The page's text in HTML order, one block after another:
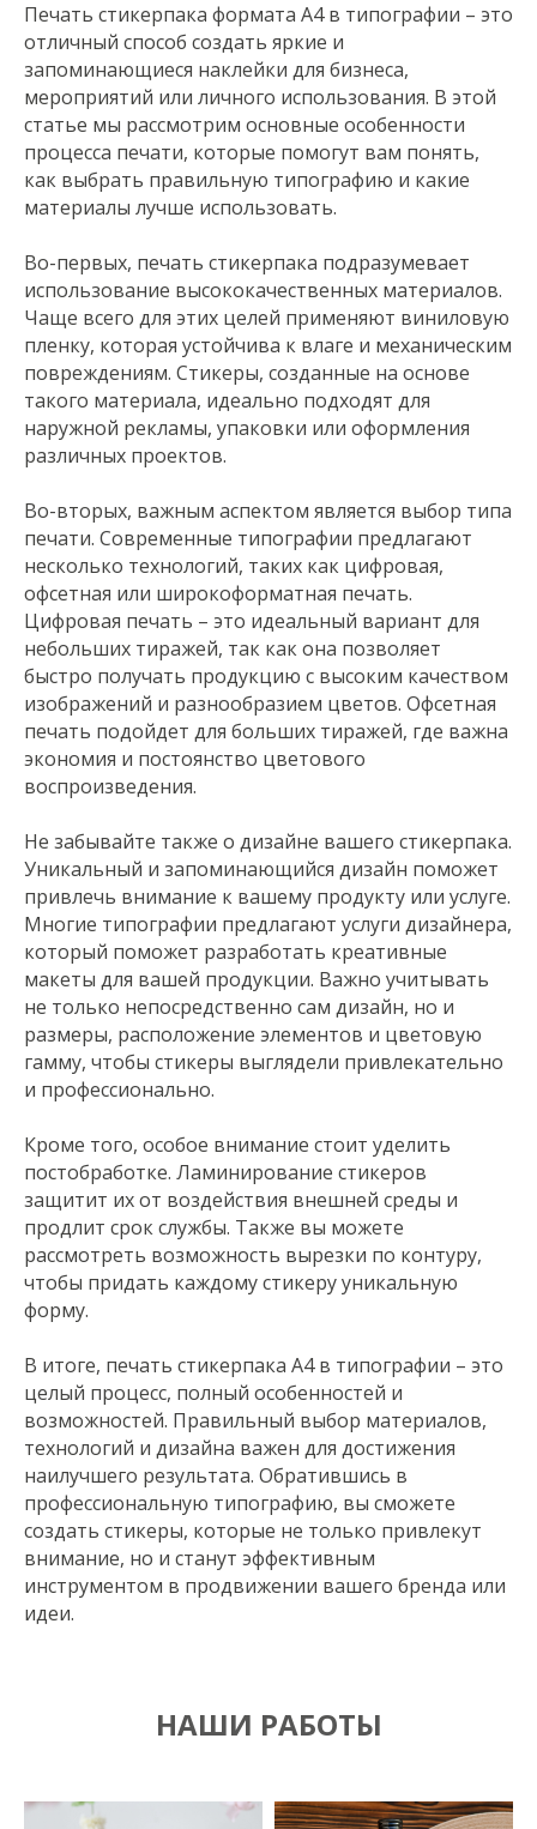
Печать стикерпака формата A4 в типографии – это
отличный способ создать яркие и
запоминающиеся наклейки для бизнеса,
мероприятий или личного использования. В этой
статье мы рассмотрим основные особенности
процесса печати, которые помогут вам понять,
как выбрать правильную типографию и какие
материалы лучше использовать.
Во-первых, печать стикерпака подразумевает
использование высококачественных материалов.
Чаще всего для этих целей применяют виниловую
пленку, которая устойчива к влаге и механическим
повреждениям. Стикеры, созданные на основе
такого материала, идеально подходят для
наружной рекламы, упаковки или оформления
различных проектов.
Во-вторых, важным аспектом является выбор типа
печати. Современные типографии предлагают
несколько технологий, таких как цифровая,
офсетная или широкоформатная печать.
Цифровая печать – это идеальный вариант для
небольших тиражей, так как она позволяет
быстро получать продукцию с высоким качеством
изображений и разнообразием цветов. Офсетная
печать подойдет для больших тиражей, где важна
экономия и постоянство цветового
воспроизведения.
Не забывайте также о дизайне вашего стикерпака.
Уникальный и запоминающийся дизайн поможет
привлечь внимание к вашему продукту или услуге.
Многие типографии предлагают услуги дизайнера,
который поможет разработать креативные
макеты для вашей продукции. Важно учитывать
не только непосредственно сам дизайн, но и
размеры, расположение элементов и цветовую
гамму, чтобы стикеры выглядели привлекательно
и профессионально.
Кроме того, особое внимание стоит уделить
постобработке. Ламинирование стикеров
защитит их от воздействия внешней среды и
продлит срок службы. Также вы можете
рассмотреть возможность вырезки по контуру,
чтобы придать каждому стикеру уникальную
форму.
В итоге, печать стикерпака A4 в типографии – это
целый процесс, полный особенностей и
возможностей. Правильный выбор материалов,
технологий и дизайна важен для достижения
наилучшего результата. Обратившись в
профессиональную типографию, вы сможете
создать стикеры, которые не только привлекут
внимание, но и станут эффективным
инструментом в продвижении вашего бренда или
идеи.
НАШИ РАБОТЫ